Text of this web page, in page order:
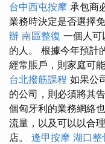
台中西屯按摩 承包商
業務時決定是否選擇
辦 南區整復 一個人可
的人。 根據今年預計
經常賬戶，則家庭可
台北撥筋課程 如果公
的公司，則必須將其
個匈牙利的業務網絡
流量，以及可以以合
店。 逢甲按摩 湖口整